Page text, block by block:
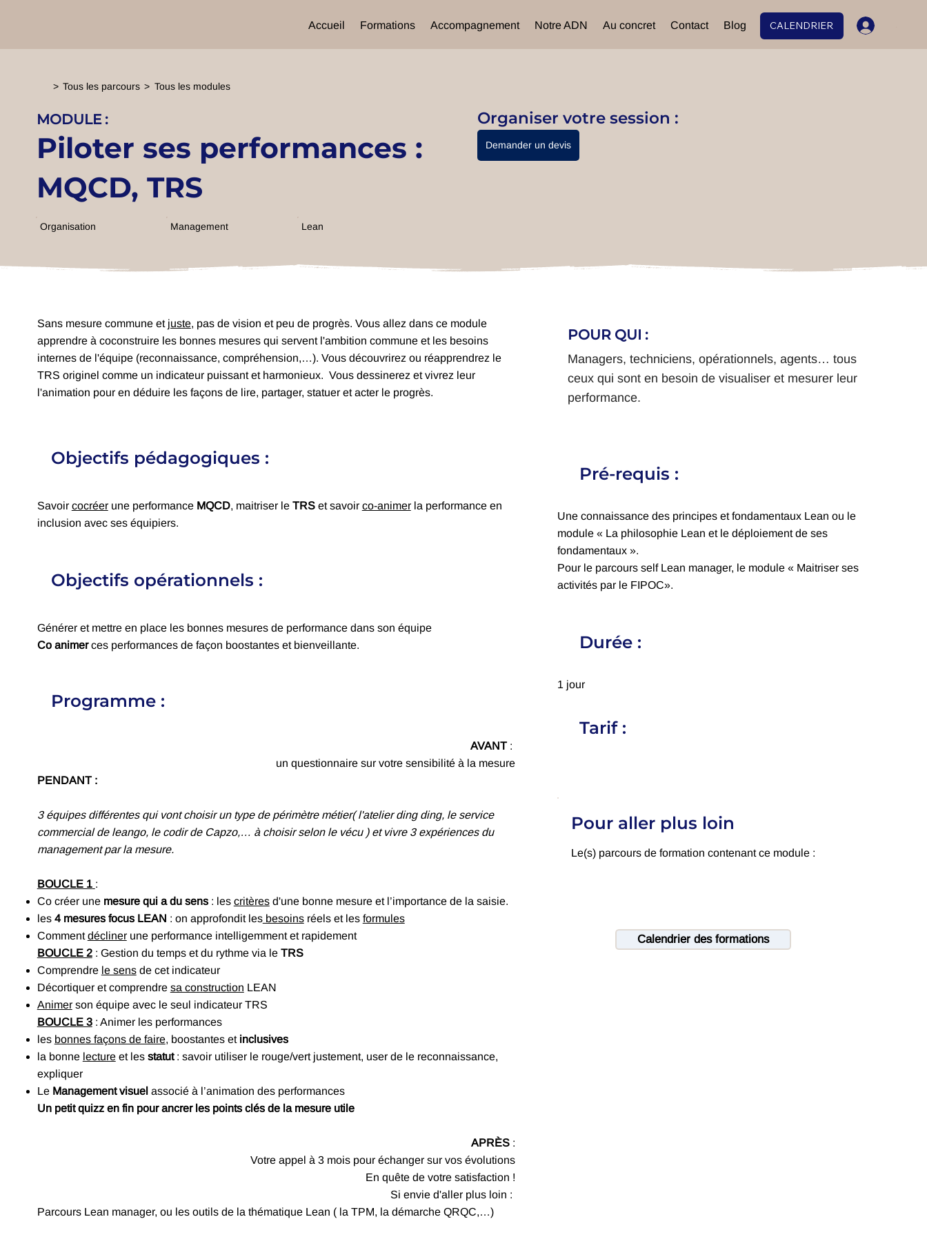
Accueil Formations Accompagnement Notre ADN Au concret Contact Blog CALENDRIER
> Tous les parcours > Tous les modules
MODULE :
Piloter ses performances :
MQCD, TRS
Organisation Management Lean
Organiser votre session :
Demander un devis
Sans mesure commune et juste, pas de vision et peu de progrès. Vous allez dans ce module
apprendre à coconstruire les bonnes mesures qui servent l'ambition commune et les besoins
internes de l'équipe (reconnaissance, compréhension,…). Vous découvrirez ou réapprendrez le
TRS originel comme un indicateur puissant et harmonieux. Vous dessinerez et vivrez leur
l'animation pour en déduire les façons de lire, partager, statuer et acter le progrès.
Objectifs pédagogiques :
Savoir cocréerune performance MQCD, maitriser le TRS et savoir co-animerla performance en
inclusion avec ses équipiers.
Objectifs opérationnels :
Générer et mettre en place les bonnes mesures de performance dans son équipe
Co animerces performances de façon boostantes et bienveillante.
Programme :
AVANT :
un questionnaire sur votre sensibilité à la mesure
PENDANT :
3 équipes différentes qui vont choisir un type de périmètre métier( l'atelier ding ding, le service
commercial de leango, le codir de Capzo,… à choisir selon le vécu ) et vivre 3 expériences du
management par la mesure.
BOUCLE 1 :
Co créer une mesure qui a du sens: les critèresd'une bonne mesure et l’importance de la saisie.
les 4 mesures focus LEAN : on approfondit lesbesoinsréels et les formules
Commentdéclinerune performance intelligemment et rapidement
BOUCLE 2: Gestion du temps et du rythme via le TRS
Comprendre le sensde cet indicateur
Décortiquer et comprendre sa construction LEAN
Animerson équipe avec le seul indicateur TRS
BOUCLE 3: Animer les performances
les bonnes façons de faire, boostantes et inclusives
la bonne lectureet les statut: savoir utiliser le rouge/vert justement, user de le reconnaissance,
expliquer
Le Management visuel associé à l’animation des performances
Un petit quizz en fin pour ancrer les points clés de la mesure utile
APRÈS :
Votre appel à 3 mois pour échanger sur vos évolutions
En quête de votre satisfaction !
Si envie d'aller plus loin :
Parcours Lean manager, ou les outils de la thématique Lean ( la TPM, la démarche QRQC,…)
POUR QUI :
Managers, techniciens, opérationnels, agents… tous
ceux qui sont en besoin de visualiser et mesurer leur
performance.
Pré-requis :
Une connaissance des principes et fondamentaux Lean ou le
module « La philosophie Lean et le déploiement de ses
fondamentaux ».
Pour le parcours self Lean manager, le module « Maitriser ses
activités par le FIPOC».
Tarif :
Pour aller plus loin
Le(s) parcours de formation contenant ce module :
Calendrier des formations
Durée :
1 jour